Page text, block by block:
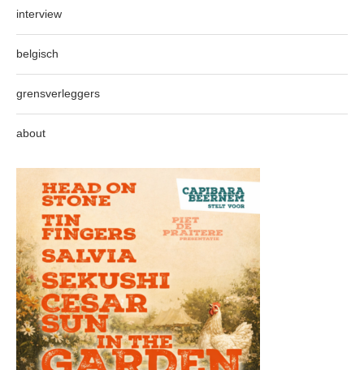
interview
belgisch
grensverleggers
about